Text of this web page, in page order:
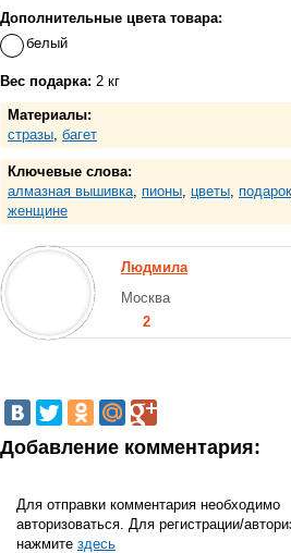
Дополнительные цвета товара:
белый
Вес подарка: 2 кг
Материалы:
стразы, багет
Ключевые слова:
алмазная вышивка, пионы, цветы, подарок
женщине
Людмила
Москва
2
Добавление комментария:
Для отправки комментария необходимо
авторизоваться. Для регистрации/
нажмите здесь